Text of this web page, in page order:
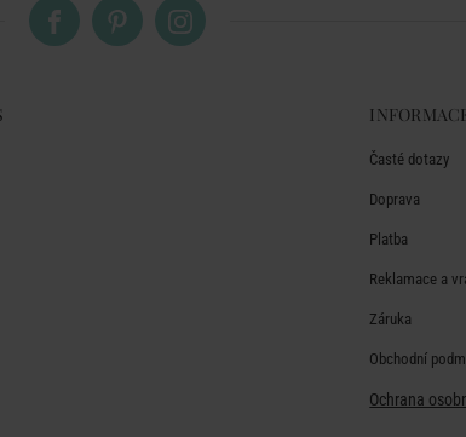
Časté dotazy
Doprava
Platba
Reklamace a
Záruka
Obchodní
Ochrana